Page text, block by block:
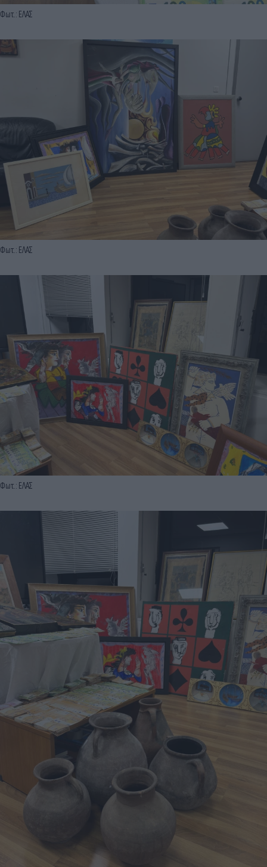
Φωτ.: ΕΛΑΣ
Φωτ.: ΕΛΑΣ
Φωτ.: ΕΛΑΣ